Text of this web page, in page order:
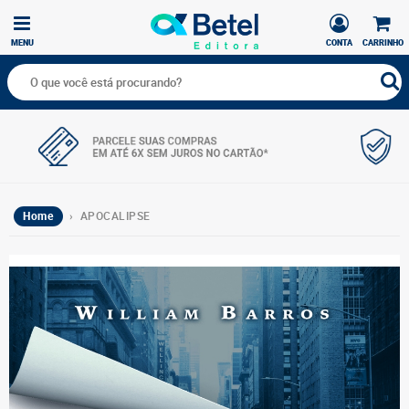
CARRINHO
CONTA
MENU
Home › APOCALIPSE